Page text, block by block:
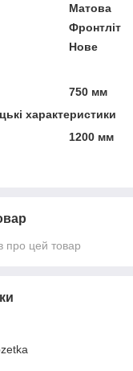
Матова
Фронтліт
Нове
750 мм
характеристики
1200 мм
про цей товар